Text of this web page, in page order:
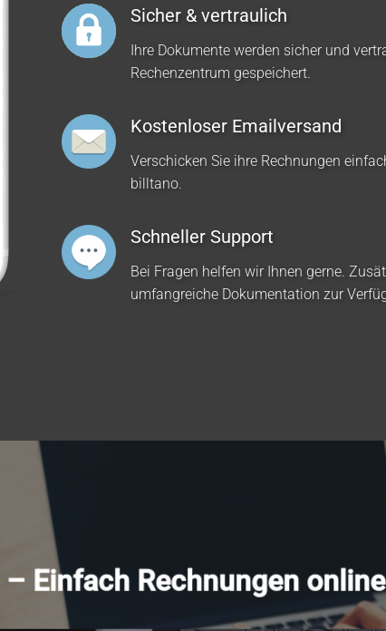
Sicher & vertraulich
Ihre Dokumente werden sicher und
Rechenzentrum gespeichert.
Kostenloser Emailversand
Verschicken Sie ihre Rechnungen
billtano.
Schneller Support
Bei Fragen helfen wir Ihnen gerne.
umfangreiche Dokumentation zur
Einfach Rechnungen